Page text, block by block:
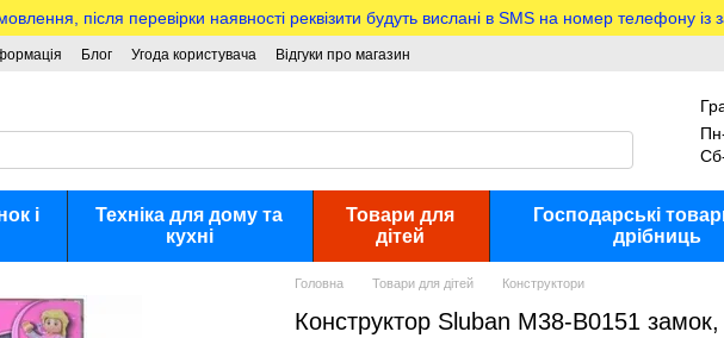
після перевірки наявності реквізити будуть вислані в SMS на номер телефону із
Блог Угода користувача Відгуки про магазин
і
Техніка для дому та
кухні
Товари для
дітей
Господарські
дрібниць
Головна Товари для дітей Конструктори
Конструктор Sluban M38-B0151 замок,